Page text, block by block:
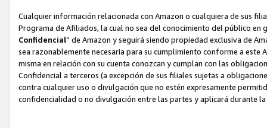
Cualquier información relacionada con Amazon o cualquiera de sus
Programa de Afiliados, la cual no sea del conocimiento del público
Confidencial” de Amazon y seguirá siendo propiedad exclusiva de
sea razonablemente necesaria para su cumplimiento conforme a
misma en relación con su cuenta conozcan y cumplan con las
Confidencial a terceros (a excepción de sus filiales sujetas a
contra cualquier uso o divulgación que no estén expresamente
confidencialidad o no divulgación entre las partes y aplicará durante